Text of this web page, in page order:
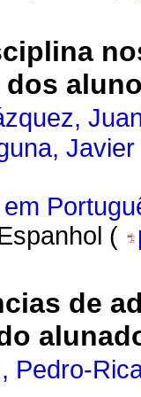
Javier
(
de
Pedro-